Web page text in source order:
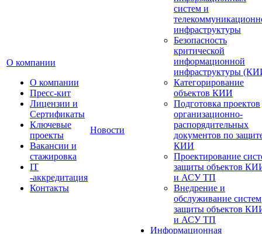
О компании
О компании
Пресс-кит
Лицензии и
Сертификаты
Ключевые
проекты
Вакансии и
стажировка
IT
-аккредитация
Контакты
Новости
систем и
инфраструктуры
Безопасность
критической
информационной
инфраструктуры
Категорирование
объектов КИИ
Подготовка проектов
организационно-
распорядительных
документов по
КИИ
Проектирование
защиты объектов
и АСУ ТП
Внедрение и
обслуживание систем
защиты объектов
и АСУ ТП
Информационная